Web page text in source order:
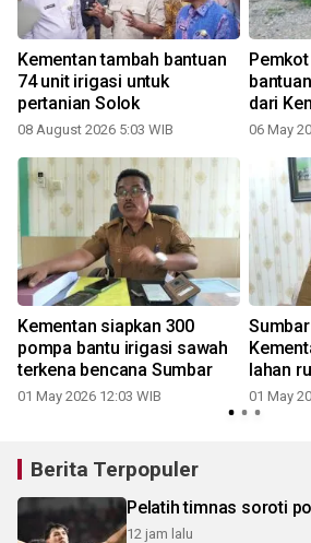
Kementan tambah bantuan
74 unit irigasi untuk
pertanian Solok
08 August 2026 5:03 WIB
dari
06 May
Kementan siapkan 300
pompa bantu irigasi sawah
terkena bencana Sumbar
01 May 2026 12:03 WIB
lahan
01 May
Berita Terpopuler
Pelatih timnas soroti
12 jam lalu